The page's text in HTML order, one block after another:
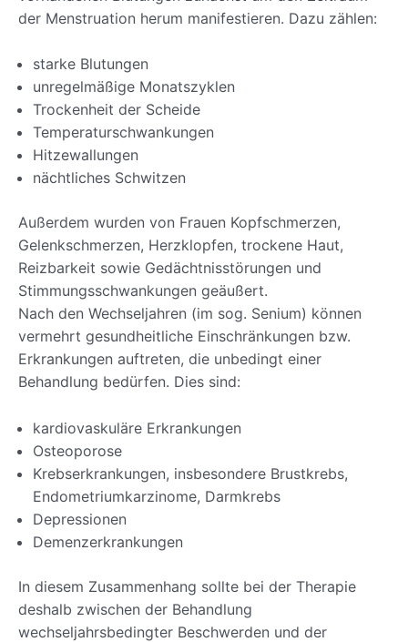
der Menstruation herum manifestieren. Dazu zählen:
starke Blutungen
unregelmäßige Monatszyklen
Trockenheit der Scheide
Temperaturschwankungen
Hitzewallungen
nächtliches Schwitzen
Außerdem wurden von Frauen Kopfschmerzen,
Gelenkschmerzen, Herzklopfen, trockene Haut,
Reizbarkeit sowie Gedächtnisstörungen und
Stimmungsschwankungen geäußert.
Nach den Wechseljahren (im sog. Senium) können
vermehrt gesundheitliche Einschränkungen bzw.
Erkrankungen auftreten, die unbedingt einer
Behandlung bedürfen. Dies sind:
kardiovaskuläre Erkrankungen
Osteoporose
Krebserkrankungen, insbesondere Brustkrebs,
Endometriumkarzinome, Darmkrebs
Depressionen
Demenzerkrankungen
In diesem Zusammenhang sollte bei der Therapie
deshalb zwischen der Behandlung
wechseljahrsbedingter Beschwerden und der